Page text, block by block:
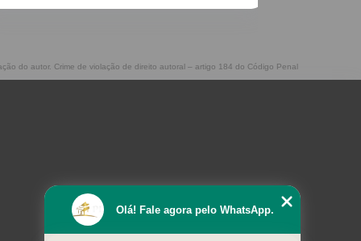
do autor. Crime de violação de direito autoral – artigo 184 do Código Penal
Olá! Fale agora pelo WhatsApp.